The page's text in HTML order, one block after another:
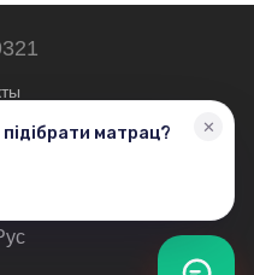
сайта
защищены.